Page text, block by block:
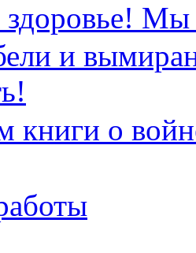
Мы
и
книги о